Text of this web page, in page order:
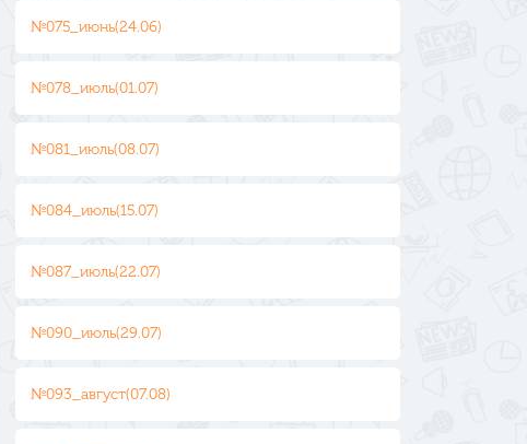
№075_июнь(24.06)
№078_июль(01.07)
№081_июль(08.07)
№084_июль(15.07)
№087_июль(22.07)
№090_июль(29.07)
№093_август(07.08)